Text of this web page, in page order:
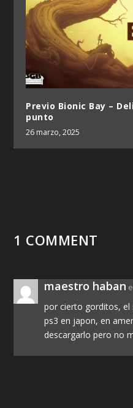
Previo Bionic Bay –
punto
26 marzo, 2025
1 COMMENT
maestro haban
por cierto gorditos, el
ps3 en japon, en
descargarlo pero no